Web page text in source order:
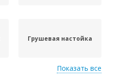
Грушевая настойка
Показать все